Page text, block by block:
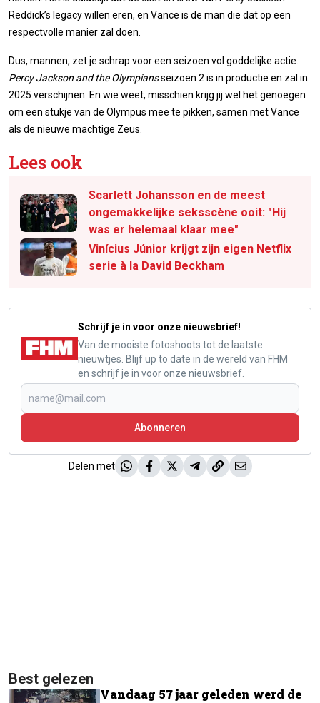
Reddick’s legacy willen eren, en Vance is de man die dat op een
respectvolle manier zal doen.
Dus, mannen, zet je schrap voor een seizoen vol goddelijke actie.
Percy Jackson and the Olympiansseizoen 2 is in productie en zal in
2025 verschijnen. En wie weet, misschien krijg jij wel het genoegen
om een stukje van de Olympus mee te pikken, samen met Vance
als de nieuwe machtige Zeus.
Lees ook
Scarlett Johansson en de meest
ongemakkelijke seksscène ooit: "Hij
was er helemaal klaar mee"
Vinícius Júnior krijgt zijn eigen Netflix
serie à la David Beckham
Schrijf je in voor onze nieuwsbrief!
Van de mooiste fotoshoots tot de laatste
nieuwtjes. Blijf up to date in de wereld van FHM
en schrijf je in voor onze nieuwsbrief.
Abonneren
Delen met
Best gelezen
Vandaag 57 jaar geleden werd de